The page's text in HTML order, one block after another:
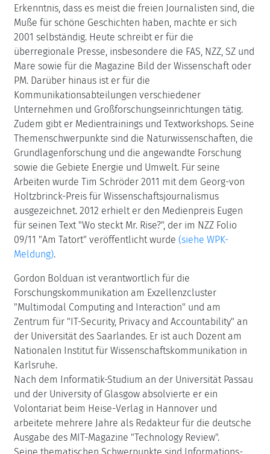
Erkenntnis, dass es meist die freien Journalisten sind, die
Muße für schöne Geschichten haben, machte er sich
2001 selbständig. Heute schreibt er für die
überregionale Presse, insbesondere die FAS, NZZ, SZ und
Mare sowie für die Magazine Bild der Wissenschaft oder
PM. Darüber hinaus ist er für die
Kommunikationsabteilungen verschiedener
Unternehmen und Großforschungseinrichtungen tätig.
Zudem gibt er Medientrainings und Textworkshops. Seine
Themenschwerpunkte sind die Naturwissenschaften, die
Grundlagenforschung und die angewandte Forschung
sowie die Gebiete Energie und Umwelt. Für seine
Arbeiten wurde Tim Schröder 2011 mit dem Georg-von
Holtzbrinck-Preis für Wissenschaftsjournalismus
ausgezeichnet. 2012 erhielt er den Medienpreis Eugen
für seinen Text "Wo steckt Mr. Rise?", der im NZZ Folio
09/11 "Am Tatort" veröffentlicht wurde (siehe WPK-
Meldung).
Gordon Bolduan ist verantwortlich für die
Forschungskommunikation am Exzellenzcluster
"Multimodal Computing and Interaction" und am
Zentrum für "IT-Security, Privacy and Accountability" an
der Universität des Saarlandes. Er ist auch Dozent am
Nationalen Institut für Wissenschaftskommunikation in
Karlsruhe.
Nach dem Informatik-Studium an der Universität Passau
und der University of Glasgow absolvierte er ein
Volontariat beim Heise-Verlag in Hannover und
arbeitete mehrere Jahre als Redakteur für die deutsche
Ausgabe des MIT-Magazine "Technology Review".